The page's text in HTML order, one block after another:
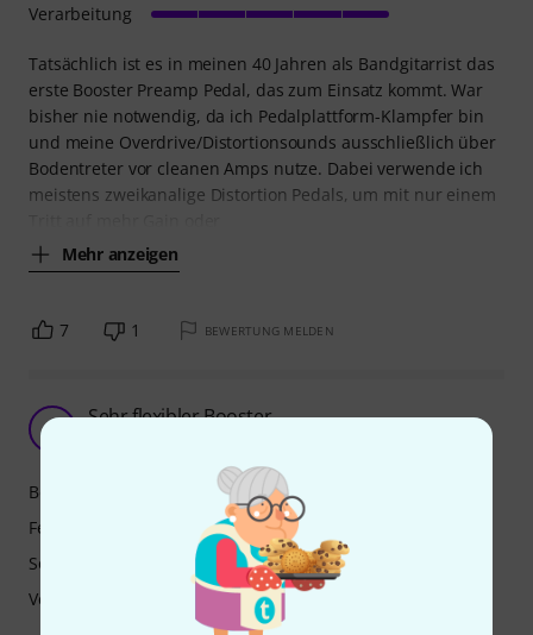
Tatsächlich ist es in meinen 40 Jahren als Bandgitarrist das
erste Booster Preamp Pedal, das zum Einsatz kommt. War
bisher nie notwendig, da ich Pedalplattform-Klampfer bin
und meine Overdrive/Distortionsounds ausschließlich über
Bodentreter vor cleanen Amps nutze. Dabei verwende ich
meistens zweikanalige Distortion Pedals, um mit nur einem
Mehr anzeigen
Verarbeitung
7 1 BEWERTUNG MELDEN
G Sehr flexibler Booster
Bedienung
Features
Sound
Verarbeitung